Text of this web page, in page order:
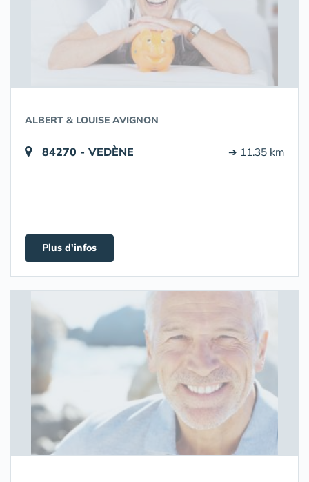
ALBERT & LOUISE AVIGNON
84270 - VEDÈNE ➔ 11.35 km
Plus d'infos